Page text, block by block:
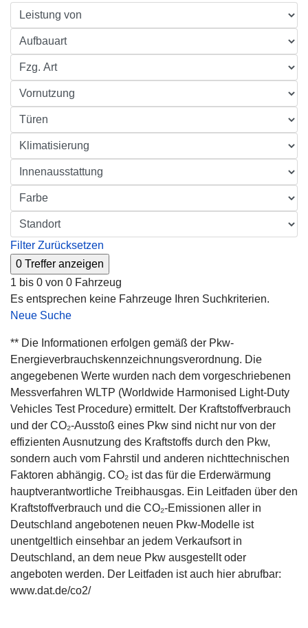
Filter Zurücksetzen
1 bis 0 von 0 Fahrzeug
Es entsprechen keine Fahrzeuge Ihren Suchkriterien.
Neue Suche
** Die Informationen erfolgen gemäß der Pkw-
Energieverbrauchskennzeichnungsverordnung. Die
angegebenen Werte wurden nach dem vorgeschriebenen
Messverfahren WLTP (Worldwide Harmonised Light-Duty
Vehicles Test Procedure) ermittelt. Der Kraftstoffverbrauch
und der CO₂-Ausstoß eines Pkw sind nicht nur von der
effizienten Ausnutzung des Kraftstoffs durch den Pkw,
sondern auch vom Fahrstil und anderen nichttechnischen
Faktoren abhängig. CO₂ ist das für die Erderwärmung
hauptverantwortliche Treibhausgas. Ein Leitfaden über den
Kraftstoffverbrauch und die CO₂-Emissionen aller in
Deutschland angebotenen neuen Pkw-Modelle ist
unentgeltlich einsehbar an jedem Verkaufsort in
Deutschland, an dem neue Pkw ausgestellt oder
angeboten werden. Der Leitfaden ist auch hier abrufbar:
www.dat.de/co2/